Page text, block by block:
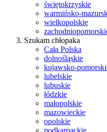
świętokrzyskie
warmińsko-
wielkopolskie
Szukam chłopaka
Cała Polska
dolnośląskie
kujawsko-
lubelskie
lubuskie
łódzkie
małopolskie
mazowieckie
opolskie
podkarpackie